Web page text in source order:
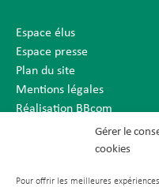
Gérer le
cookies
Pour offrir les meilleures
Espace élus
Espace presse
Plan du site
Mentions légales
Réalisation BBcom